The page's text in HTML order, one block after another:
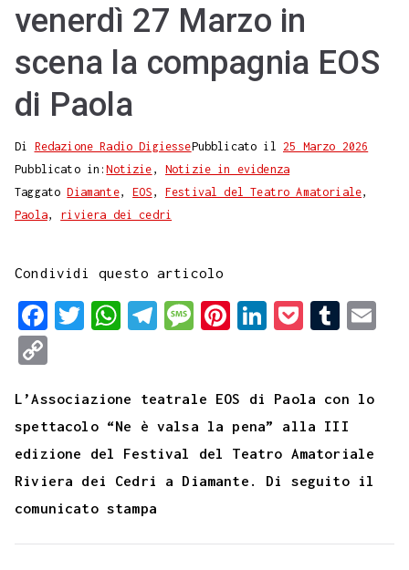
venerdì 27 Marzo in
scena la compagnia EOS
di Paola
Di Redazione Radio DigiessePubblicato il 25 Marzo 2026
Pubblicato in:Notizie , Notizie in evidenza
TaggatoDiamante,EOS , Festival del Teatro Amatoriale,
Paola, riviera dei cedri
Condividi questo articolo
F
e
b
o
o
k
T
t
t
e
r
W
t
s
A
p
p
T
e
g
r
a
M
s
a
g
e
P
t
e
r
e
t
L
k
e
d
I
k
e
t
T
b
l
r
p
y
L
i
k
L’Associazione teatrale EOS di Paola con lo
spettacolo “Ne è valsa la pena” alla III
edizione del Festival del Teatro Amatoriale
Riviera dei Cedri a Diamante. Di seguito il
comunicato stampa